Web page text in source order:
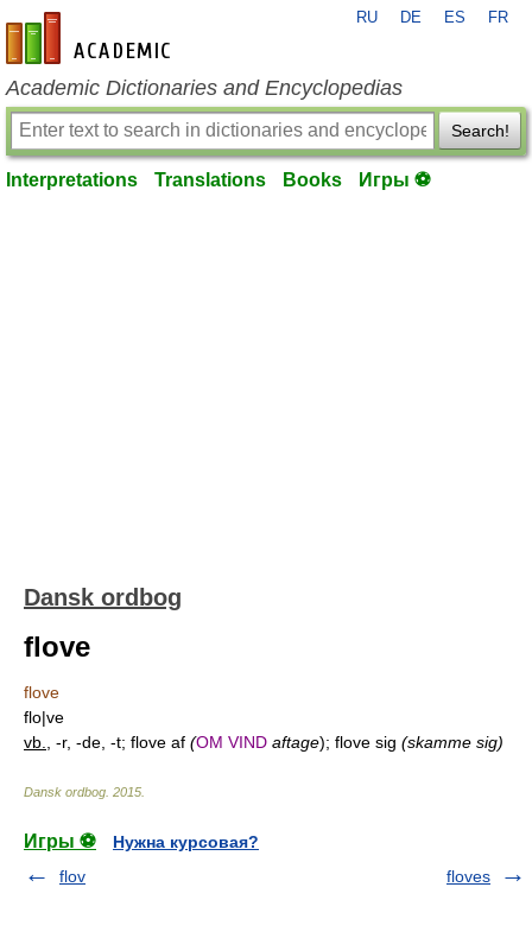
en-academic.com
RU DE ES FR
Academic Dictionaries and Encyclopedias
Search!
Interpretations Translations Books Игры ⚽
Dansk ordbog
flove
flove
flo|ve
vb.
, -r, -de, -t; flove af (OM VIND aftage); flove sig (skamme sig)
Dansk ordbog 2015
Игры ⚽
Нужна курсовая?
flov
floves